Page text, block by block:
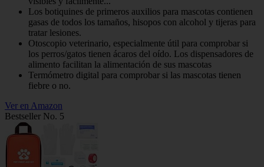
Los botiquines de primeros auxilios para mascotas contienen
gasas de todos los tamaños, hisopos con alcohol y tijeras para
tratar lesiones.
Otoscopio veterinario, especialmente útil para comprobar si
los perros/gatos tienen ácaros del oído. Los dispensadores de
alimento facilitan la alimentación de sus mascotas
Termómetro digital para comprobar si las mascotas tienen
fiebre o no.
Ver en Amazon
Bestseller No. 5